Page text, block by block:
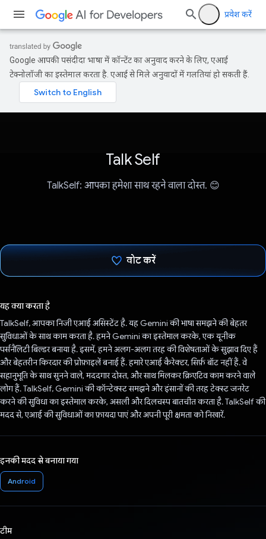
प्रवेश करें
Google आपकी पसंदीदा भाषा में कॉन्टेंट का अनुवाद करने के लिए, एआई
टेक्नोलॉजी का इस्तेमाल करता है. एआई से मिले अनुवादों में गलतियां हो सकती हैं.
Talk Self
TalkSelf: आपका हमेशा साथ रहने वाला दोस्त. 😊
वोट करें
यह क्या करता है
TalkSelf, आपका निजी एआई असिस्टेंट है. यह Gemini की भाषा समझने की बेहतर
सुविधाओं के साथ काम करता है. हमने Gemini का इस्तेमाल करके, एक यूनीक
पर्सनैलिटी बिल्डर बनाया है. इसमें, हमने अलग-अलग तरह की विशेषताओं के सुझाव दिए हैं
और बेहतरीन किरदार की प्रोफ़ाइलें बनाई हैं. हमारे एआई कैरेक्टर, सिर्फ़ बॉट नहीं हैं. वे
सहानुभूति के साथ सुनने वाले, मददगार दोस्त, और साथ मिलकर क्रिएटिव काम करने वाले
लोग हैं. TalkSelf, Gemini की कॉन्टेक्स्ट समझने और इंसानों की तरह टेक्स्ट जनरेट
करने की सुविधा का इस्तेमाल करके, असली और दिलचस्प बातचीत करता है. TalkSelf की
मदद से, एआई की सुविधाओं का फ़ायदा पाएं और अपनी पूरी क्षमता को निखारें.
इनकी मदद से बनाया गया
Android
टीम